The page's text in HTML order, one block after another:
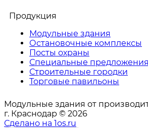
Продукция
Модульные здания
Остановочные комплексы
Посты охраны
Специальные предложения
Строительные городки
Торговые павильоны
Модульные здания от
г. Краснодар © 2026
Сделано на 1os.ru